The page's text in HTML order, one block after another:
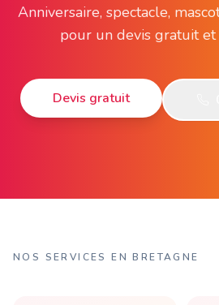
Anniversaire, spectacle,
pour un devis gratuit et
Devis gratuit
NOS SERVICES EN BRETAGNE